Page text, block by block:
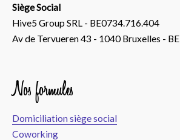
Siège Social
Hive5 Group SRL - BE0734.716.404
Av de Tervueren 43 - 1040 Bruxelles - BE
Nos formules
Domiciliation siège social
Coworking